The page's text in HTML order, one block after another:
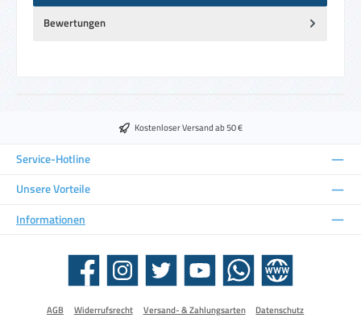
Bewertungen
Kostenloser Versand ab 50 €
Service-Hotline
Unsere Vorteile
Informationen
Facebook Instagram Twitter YouTube WhatsApp Website
AGB Widerrufsrecht Versand- & Zahlungsarten
Datenschutz